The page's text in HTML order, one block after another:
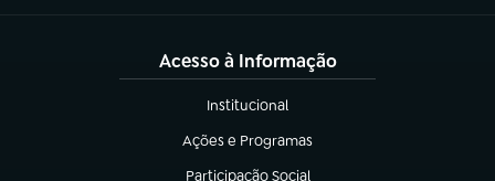
Acesso à Informação
Institucional
(abre em nova aba)
Ações e Programas
(abre em nova aba)
Participação Social